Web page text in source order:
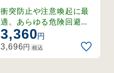
黄 (265013)
衝突防止や注意喚起に最
適。あらゆる危険回避に
効果を発揮する反射テー
プ。
3,360円
3,696円 税込